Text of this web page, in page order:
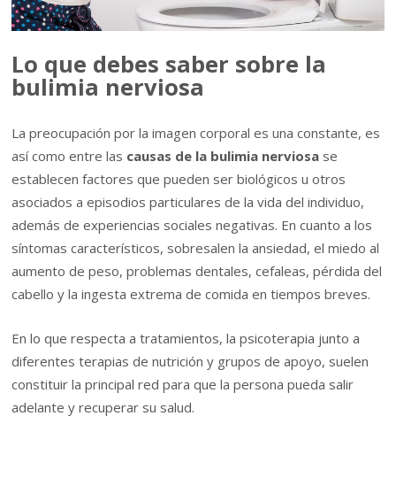
Lo que debes saber sobre la
bulimia nerviosa
La preocupación por la imagen corporal es una constante, es
así como entre las causas de la bulimia nerviosa se
establecen factores que pueden ser biológicos u otros
asociados a episodios particulares de la vida del individuo,
además de experiencias sociales negativas. En cuanto a los
síntomas característicos, sobresalen la ansiedad, el miedo al
aumento de peso, problemas dentales, cefaleas, pérdida del
cabello y la ingesta extrema de comida en tiempos breves.
En lo que respecta a tratamientos, la psicoterapia junto a
diferentes terapias de nutrición y grupos de apoyo, suelen
constituir la principal red para que la persona pueda salir
adelante y recuperar su salud.